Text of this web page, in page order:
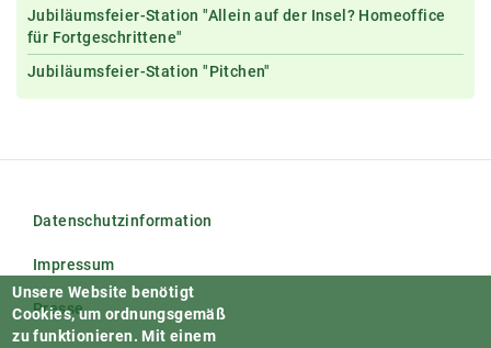
Jubiläumsfeier-Station "Allein auf der Insel? Homeoffice
für Fortgeschrittene"
Jubiläumsfeier-Station "Pitchen"
Datenschutzinformation
Impressum
Presse
Unsere Website benötigt
Cookies, um ordnungsgemäß
zu funktionieren. Mit einem